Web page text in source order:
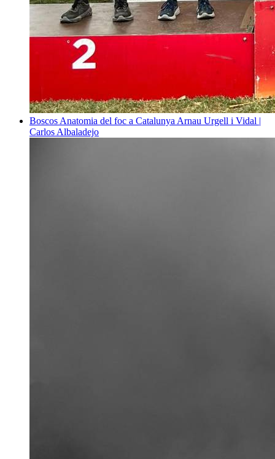
Boscos Anatomia del foc a Catalunya Arnau Urgell i Vidal |
Carlos Albaladejo